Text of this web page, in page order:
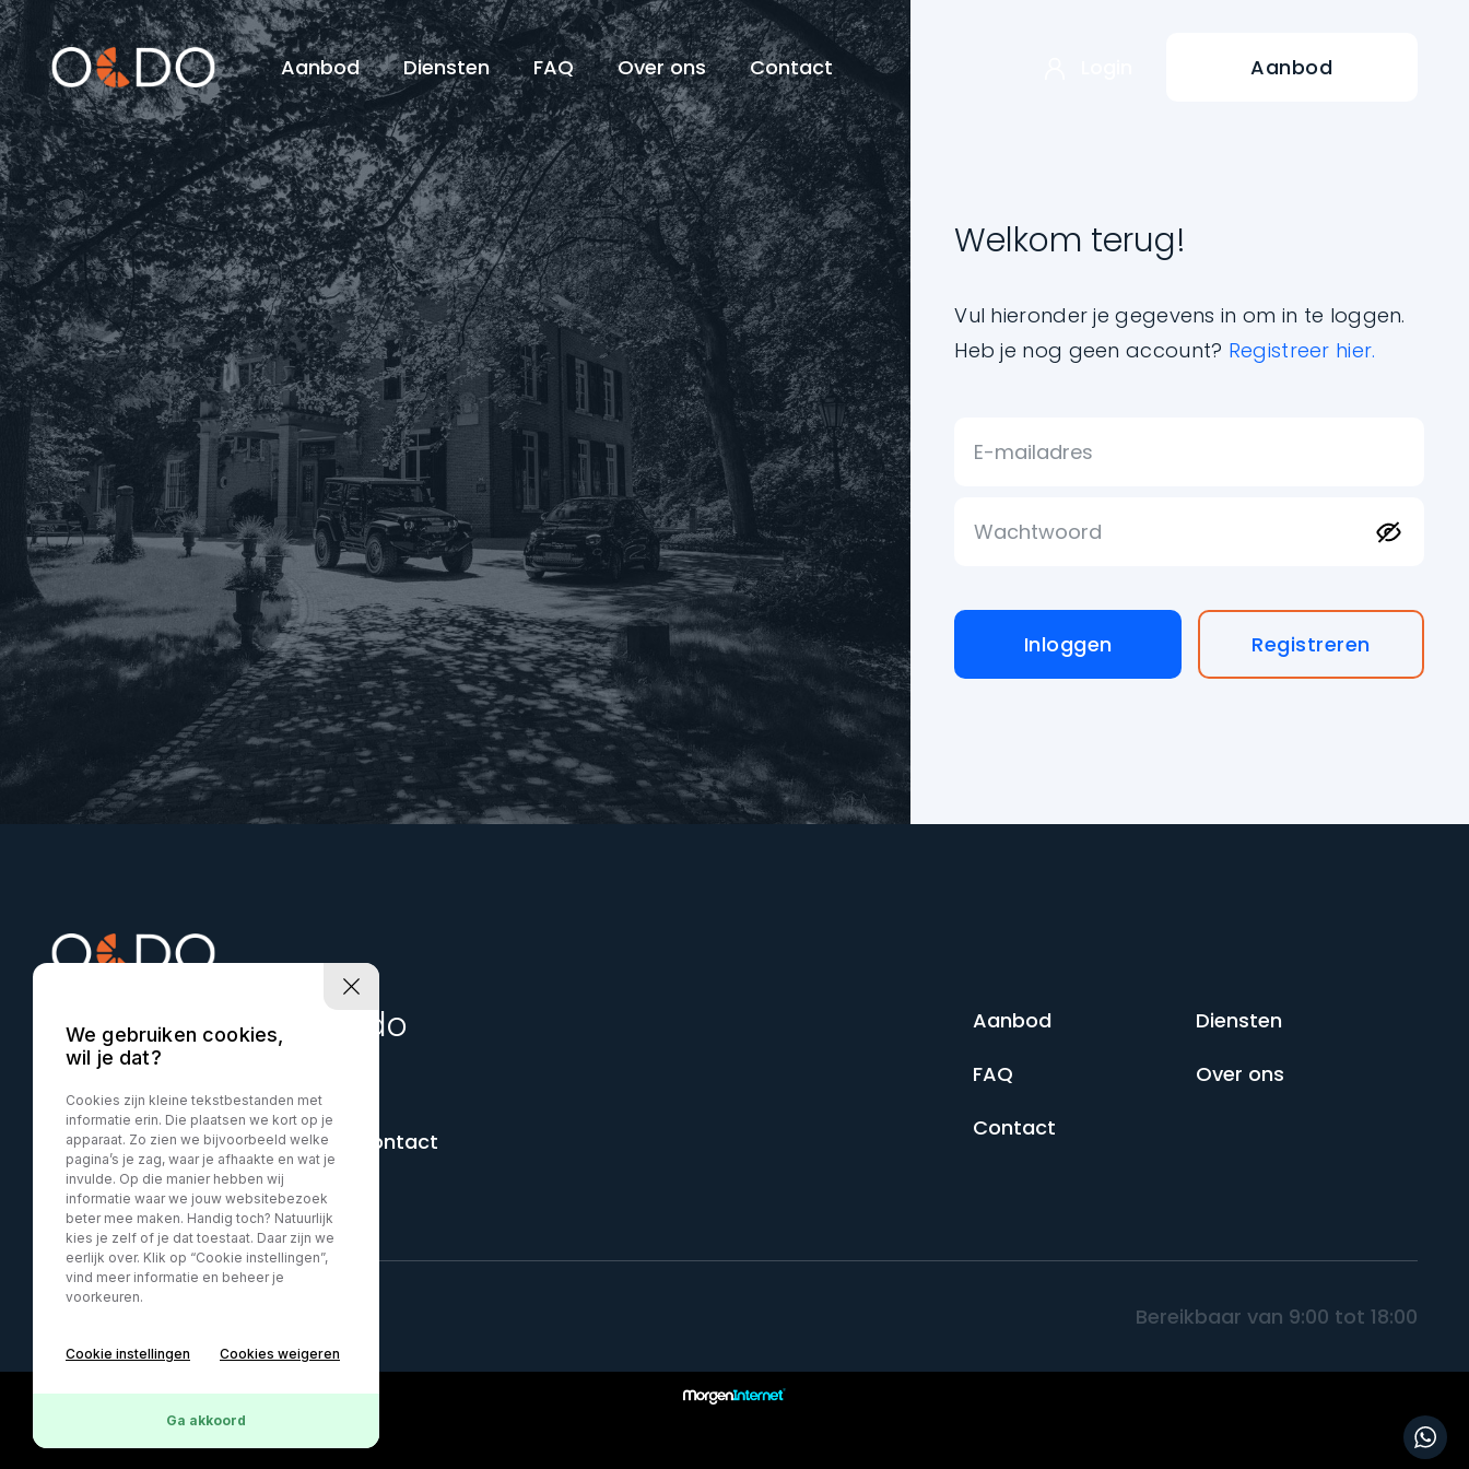
Aanbod Diensten FAQ Over ons Contact Aanbod
Welkom terug!
Vul hieronder je gegevens in om in te loggen.
Heb je nog geen account? Registreer hier.
Inloggen Registreren
Uw auto start bij Ocdo
+316-15556694 Contact
Aanbod
Diensten
FAQ
Over ons
Contact
Bereikbaar van 9:00 tot 18:00
We gebruiken cookies,
wil je dat?
Cookies zijn kleine tekstbestanden met
informatie erin. Die plaatsen we kort op je
apparaat. Zo zien we bijvoorbeeld welke
pagina’s je zag, waar je afhaakte en wat je
invulde. Op die manier hebben wij
informatie waar we jouw websitebezoek
beter mee maken. Handig toch? Natuurlijk
kies je zelf of je dat toestaat. Daar zijn we
eerlijk over. Klik op “Cookie instellingen”,
vind meer informatie en beheer je
voorkeuren.
Cookie instellingen Cookies weigeren
Ga akkoord